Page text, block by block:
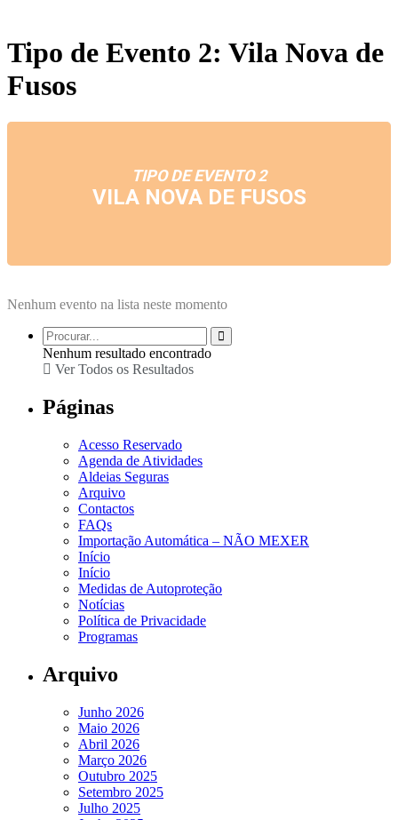
Tipo de Evento 2: Vila Nova de
Fusos
TIPO DE EVENTO 2
VILA NOVA DE FUSOS
Nenhum evento na lista neste momento
Nenhum resultado encontrado
Ver Todos os Resultados
Páginas
Acesso Reservado
Agenda de Atividades
Aldeias Seguras
Arquivo
Contactos
FAQs
Importação Automática – NÃO MEXER
Início
Início
Medidas de Autoproteção
Notícias
Política de Privacidade
Programas
Arquivo
Junho 2026
Maio 2026
Abril 2026
Março 2026
Outubro 2025
Setembro 2025
Julho 2025